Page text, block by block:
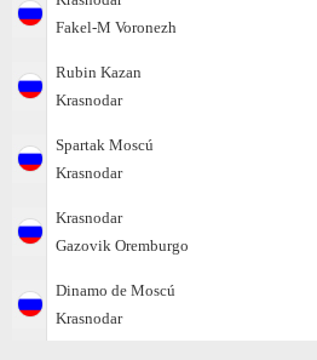
Fakel-M Voronezh
Rubin Kazan
Krasnodar
Spartak Moscú
Krasnodar
Krasnodar
Gazovik Oremburgo
Dinamo de Moscú
Krasnodar